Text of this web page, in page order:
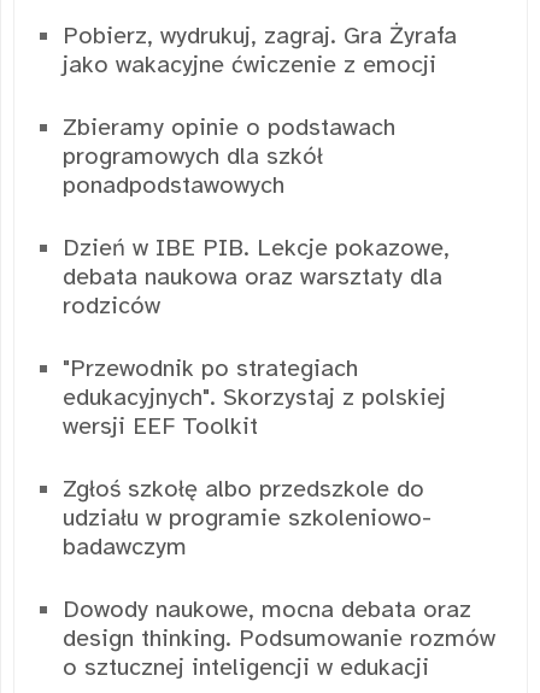
Pobierz, wydrukuj, zagraj. Gra Żyrafa
jako wakacyjne ćwiczenie z emocji
Zbieramy opinie o podstawach
programowych dla szkół
ponadpodstawowych
Dzień w IBE PIB. Lekcje pokazowe,
debata naukowa oraz warsztaty dla
rodziców
"Przewodnik po strategiach
edukacyjnych". Skorzystaj z polskiej
wersji EEF Toolkit
Zgłoś szkołę albo przedszkole do
udziału w programie szkoleniowo-
badawczym
Dowody naukowe, mocna debata oraz
design thinking. Podsumowanie rozmów
o sztucznej inteligencji w edukacji